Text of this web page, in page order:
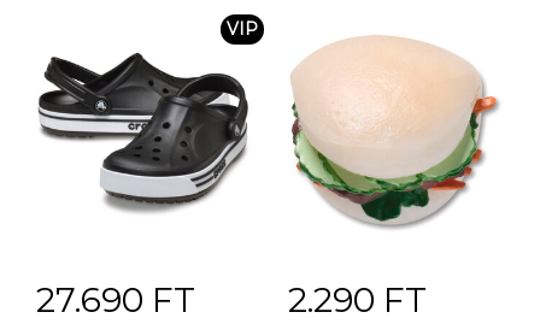
VIP
27.690 FT 2.290 FT